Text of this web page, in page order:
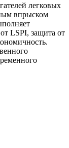
легковых
впрыском
LSPI, защита от